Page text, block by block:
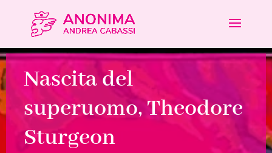
Nascita del
superuomo, Theodore
Sturgeon